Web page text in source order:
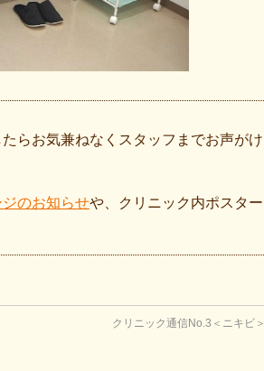
らお気兼ねなくスタッフまでお声がけ
のお知らせや、クリニック内ポスター
クリニック通信No.3＜ニキビ＞